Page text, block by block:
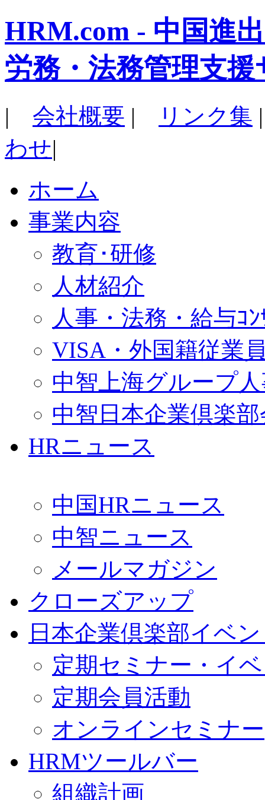
HRM.com - 中国進
労務・法務管理支援
| 会社概要 | リンク集
わせ|
ホーム
事業内容
教育･研修
人材紹介
人事・法務・給与ｺﾝ
VISA・外国籍従業
中智上海グループ
中智日本企業倶楽
HRニュース
中国HRニュース
中智ニュース
メールマガジン
クローズアップ
日本企業倶楽部イベ
定期セミナー・イ
定期会員活動
オンラインセミナー
HRMツールバー
組織計画